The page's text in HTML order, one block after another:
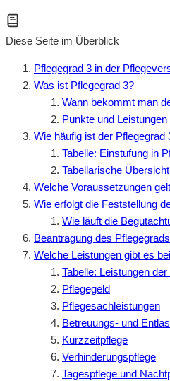
Diese Seite im Überblick
Pflegegrad 3 in der
Was ist Pflegegrad 3?
Wann bekommt man
Punkte und
Wie häufig ist der Pflegegrad
Tabelle: Einstufung in
Tabellarische
Welche Voraussetzungen
Wie erfolgt die Feststellung
Wie läuft die
Beantragung des
Welche Leistungen gibt es
Tabelle: Leistungen
Pflegegeld
Pflegesachleistungen
Betreuungs- und
Kurzzeitpflege
Verhinderungspflege
Tagespflege und